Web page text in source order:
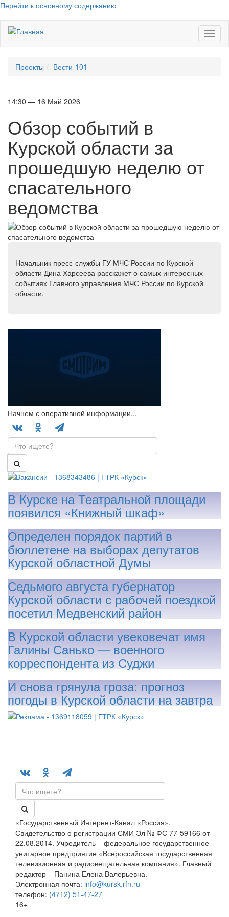
Перейти к основному содержанию
Проекты Вести-101
14:30 — 16 Май 2026
Обзор событий в
Курской области за
прошедшую неделю от
спасательного
ведомства
Начальник пресс-службы ГУ МЧС России по Курской
области Дина Харсеева расскажет о самых интересных
событиях Главного управления МЧС России по Курской
области.
Начнем с оперативной информации...
В Курске на Театральной площади
появился «Книжный шкаф»
Определен порядок партий в
бюллетене на выборах депутатов
Курской областной Думы
Седьмого августа губернатор
Курской области с рабочей поездкой
посетил Медвенский район
В Курской области увековечат имя
Галины Санько — военного
корреспондента из Суджи
И снова грянула гроза: прогноз
погоды в Курской области на завтра
«Государственный Интернет-Канал «Россия».
Свидетельство о регистрации СМИ Эл № ФС 77-59166 от
22.08.2014. Учредитель – федеральное государственное
унитарное предприятие «Всероссийская государственная
телевизионная и радиовещательная компания». Главный
редактор – Панина Елена Валерьевна.
Электронная почта: info@kursk.rfn.ru
телефон: (4712) 51-47-27
16+